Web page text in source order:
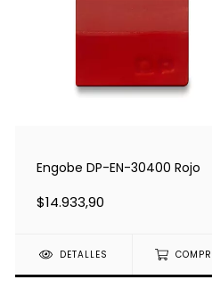
Engobe DP-EN-30400 Rojo
$14.933,90
DETALLES